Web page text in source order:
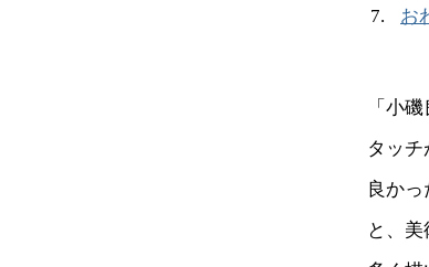
お
「小
タッ
良かっ
と、